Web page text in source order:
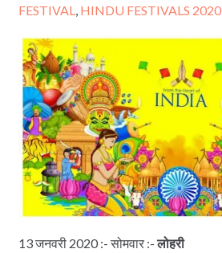
FESTIVAL
HINDU FESTIVALS 2020
13 जनवरी 2020 :- सोमवार :-लोहरी